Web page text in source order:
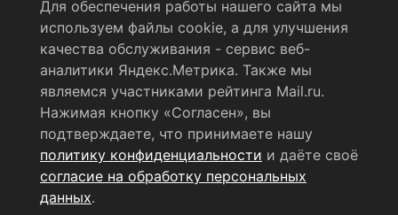
Политика конфиденциальности
Согласие на обработку персональных данных
RSS-лента
© 2004 - 2026 Сетевое издание Щёлковское ТВ.
Свидетельство о регистрации СМИ
ЭЛ № ФС 77 - 79754 от 07.12.2020 г.
Для обеспечения работы нашего сайта мы
используем файлы cookie, а для улучшения
качества обслуживания - сервис веб-
аналитики Яндекс.Метрика. Также мы
являемся участниками рейтинга Mail.ru.
Нажимая кнопку «Согласен», вы
подтверждаете, что принимаете нашу
политику конфиденциальности и даёте своё
согласие на обработку персональных
данных.